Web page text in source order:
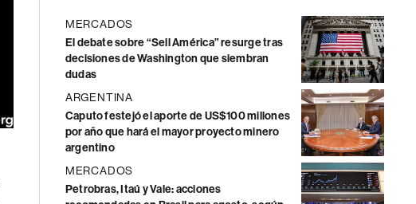
MERCADOS
El debate sobre “Sell América” resurge tras
decisiones de Washington que siembran
dudas
ARGENTINA
Caputo festejó el aporte de US$100 millones
por año que hará el mayor proyecto minero
argentino
MERCADOS
Petrobras, Itaú y Vale: acciones